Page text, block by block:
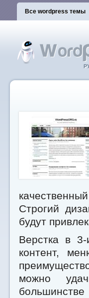
Все wordpress темы
Строгий
будут
Верстка в 3-
контент,
можно